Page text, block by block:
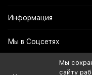
Информация
Мы в Соцсетях
Политика персональных
Мы
сайту